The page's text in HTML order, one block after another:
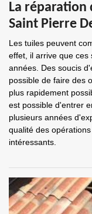
La réparation
Saint Pierre
Les tuiles peuvent
effet, il arrive que ces
années. Des soucis
possible de faire des
plus rapidement
est possible d'entrer
plusieurs années
qualité des
intéressants.